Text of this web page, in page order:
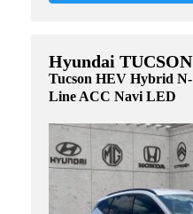
Hyundai TUCSON
Tucson HEV Hybrid N-
Line ACC Navi LED